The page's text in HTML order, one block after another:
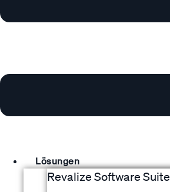
Lösungen
Revalize Software Suite